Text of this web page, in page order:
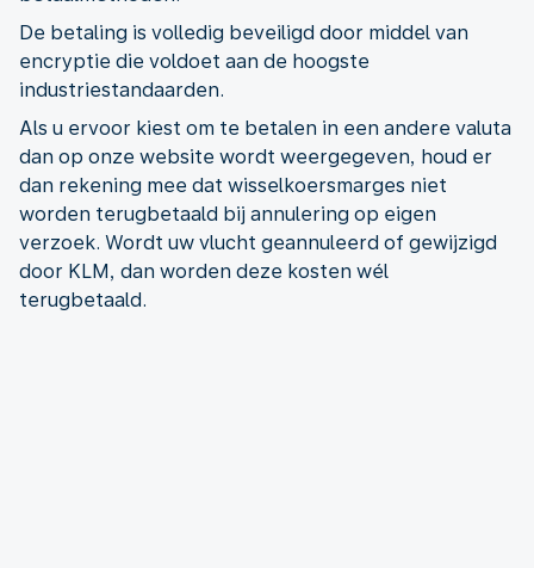
De betaling is volledig beveiligd door middel van
encryptie die voldoet aan de hoogste
industriestandaarden.
Als u ervoor kiest om te betalen in een andere valuta
dan op onze website wordt weergegeven, houd er
dan rekening mee dat wisselkoersmarges niet
worden terugbetaald bij annulering op eigen
verzoek. Wordt uw vlucht geannuleerd of gewijzigd
door KLM, dan worden deze kosten wél
terugbetaald.